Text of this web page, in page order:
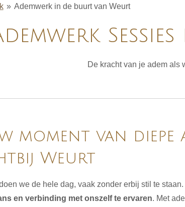
» Ademwerk in de buurt van Weurt
De kracht van je adem als
moment van
Weurt
we de hele dag, vaak zonder erbij stil te
en verbinding met onszelf te ervaren. Met